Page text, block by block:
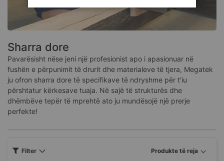
Sharra dore
Pavarësisht nëse jeni një profesionist apo i apasionuar në
fushën e përpunimit të drurit dhe materialeve të tjera, Megatek
ju ofron sharra dore të specifikave të ndryshme për t'iu
përshtatur kërkesave tuaja. Në sajë të strukturës dhe
dhëmbëve tepër të mprehtë ato ju mundësojë një prerje
perfekte!
Filter